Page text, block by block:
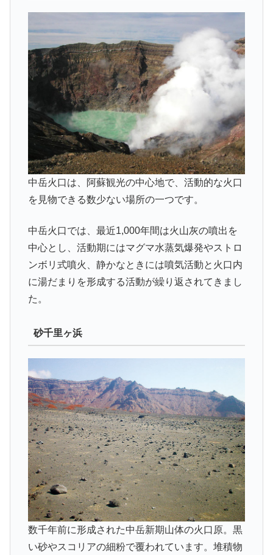
中岳火口は、阿蘇観光の中心地で、活動的な火口
を見物できる数少ない場所の一つです。
中岳火口では、最近1,000年間は火山灰の噴出を
中心とし、活動期にはマグマ水蒸気爆発やストロ
ンボリ式噴火、静かなときには噴気活動と火口内
に湯だまりを形成する活動が繰り返されてきまし
た。
砂千里ヶ浜
数千年前に形成された中岳新期山体の火口原。黒
い砂やスコリアの細粉で覆われています。堆積物